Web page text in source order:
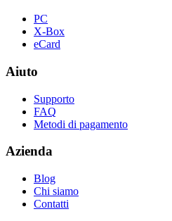
PC
X-Box
eCard
Aiuto
Supporto
FAQ
Metodi di pagamento
Azienda
Blog
Chi siamo
Contatti